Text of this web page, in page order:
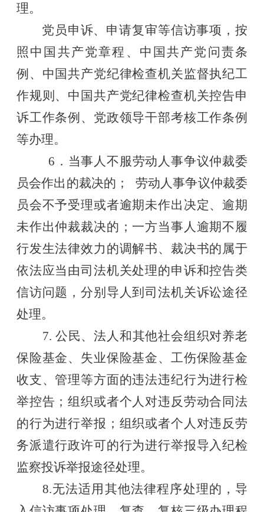
理。
党员申诉、申请复审等信访事项，按
照中国共产党章程、中国共产党问责条
例、中国共产党纪律检查机关监督执纪工
作规则、中国共产党纪律检查机关控告申
诉工作条例、党政领导干部考核工作条例
等办理。
6．当事人不服劳动人事争议仲裁委
员会作出的裁决的；
劳动人事争议仲裁委
员会不予受理或者逾期未作出决定、逾期
未作出仲裁裁决的；一方当事人逾期不履
行发生法律效力的调解书、裁决书的属于
依法应当由司法机关处理的申诉和控告类
信访问题，分别导人到司法机关诉讼途径
处理。
7. 公民、法人和其他社会组织对养老
保险基金、失业保险基金、工伤保险基金
收支、管理等方面的违法违纪行为进行检
举控告；组织或者个人对违反劳动合同法
的行为进行举报；组织或者个人对违反劳
务派遣行政许可的行为进行举报导入纪检
监察投诉举报途径处理。
8.无法适用其他法律程序处理的，导